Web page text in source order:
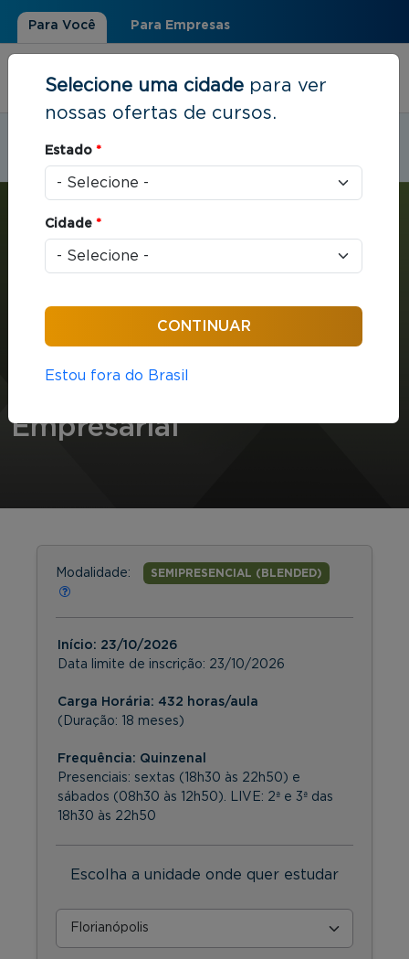
Para Você Para Empresas
Estudar em:Florianópolis, SC
Você está aqui
Empresarial
Modalidade: SEMIPRESENCIAL (BLENDED)
Início: 23/10/2026
Data limite de inscrição: 23/10/2026
Carga Horária: 432 horas/aula
(Duração: 18 meses)
Frequência: Quinzenal
Presenciais: sextas (18h30 às 22h50) e
sábados (08h30 às 12h50). LIVE: 2ª e 3ª das
18h30 às 22h50
Escolha a unidade onde quer estudar
Selecione uma cidade para ver
nossas ofertas de cursos.
Estado *
Cidade *
Estou fora do Brasil